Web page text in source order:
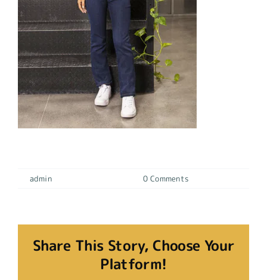
admin 0 Comments
Share This Story, Choose Your
Platform!